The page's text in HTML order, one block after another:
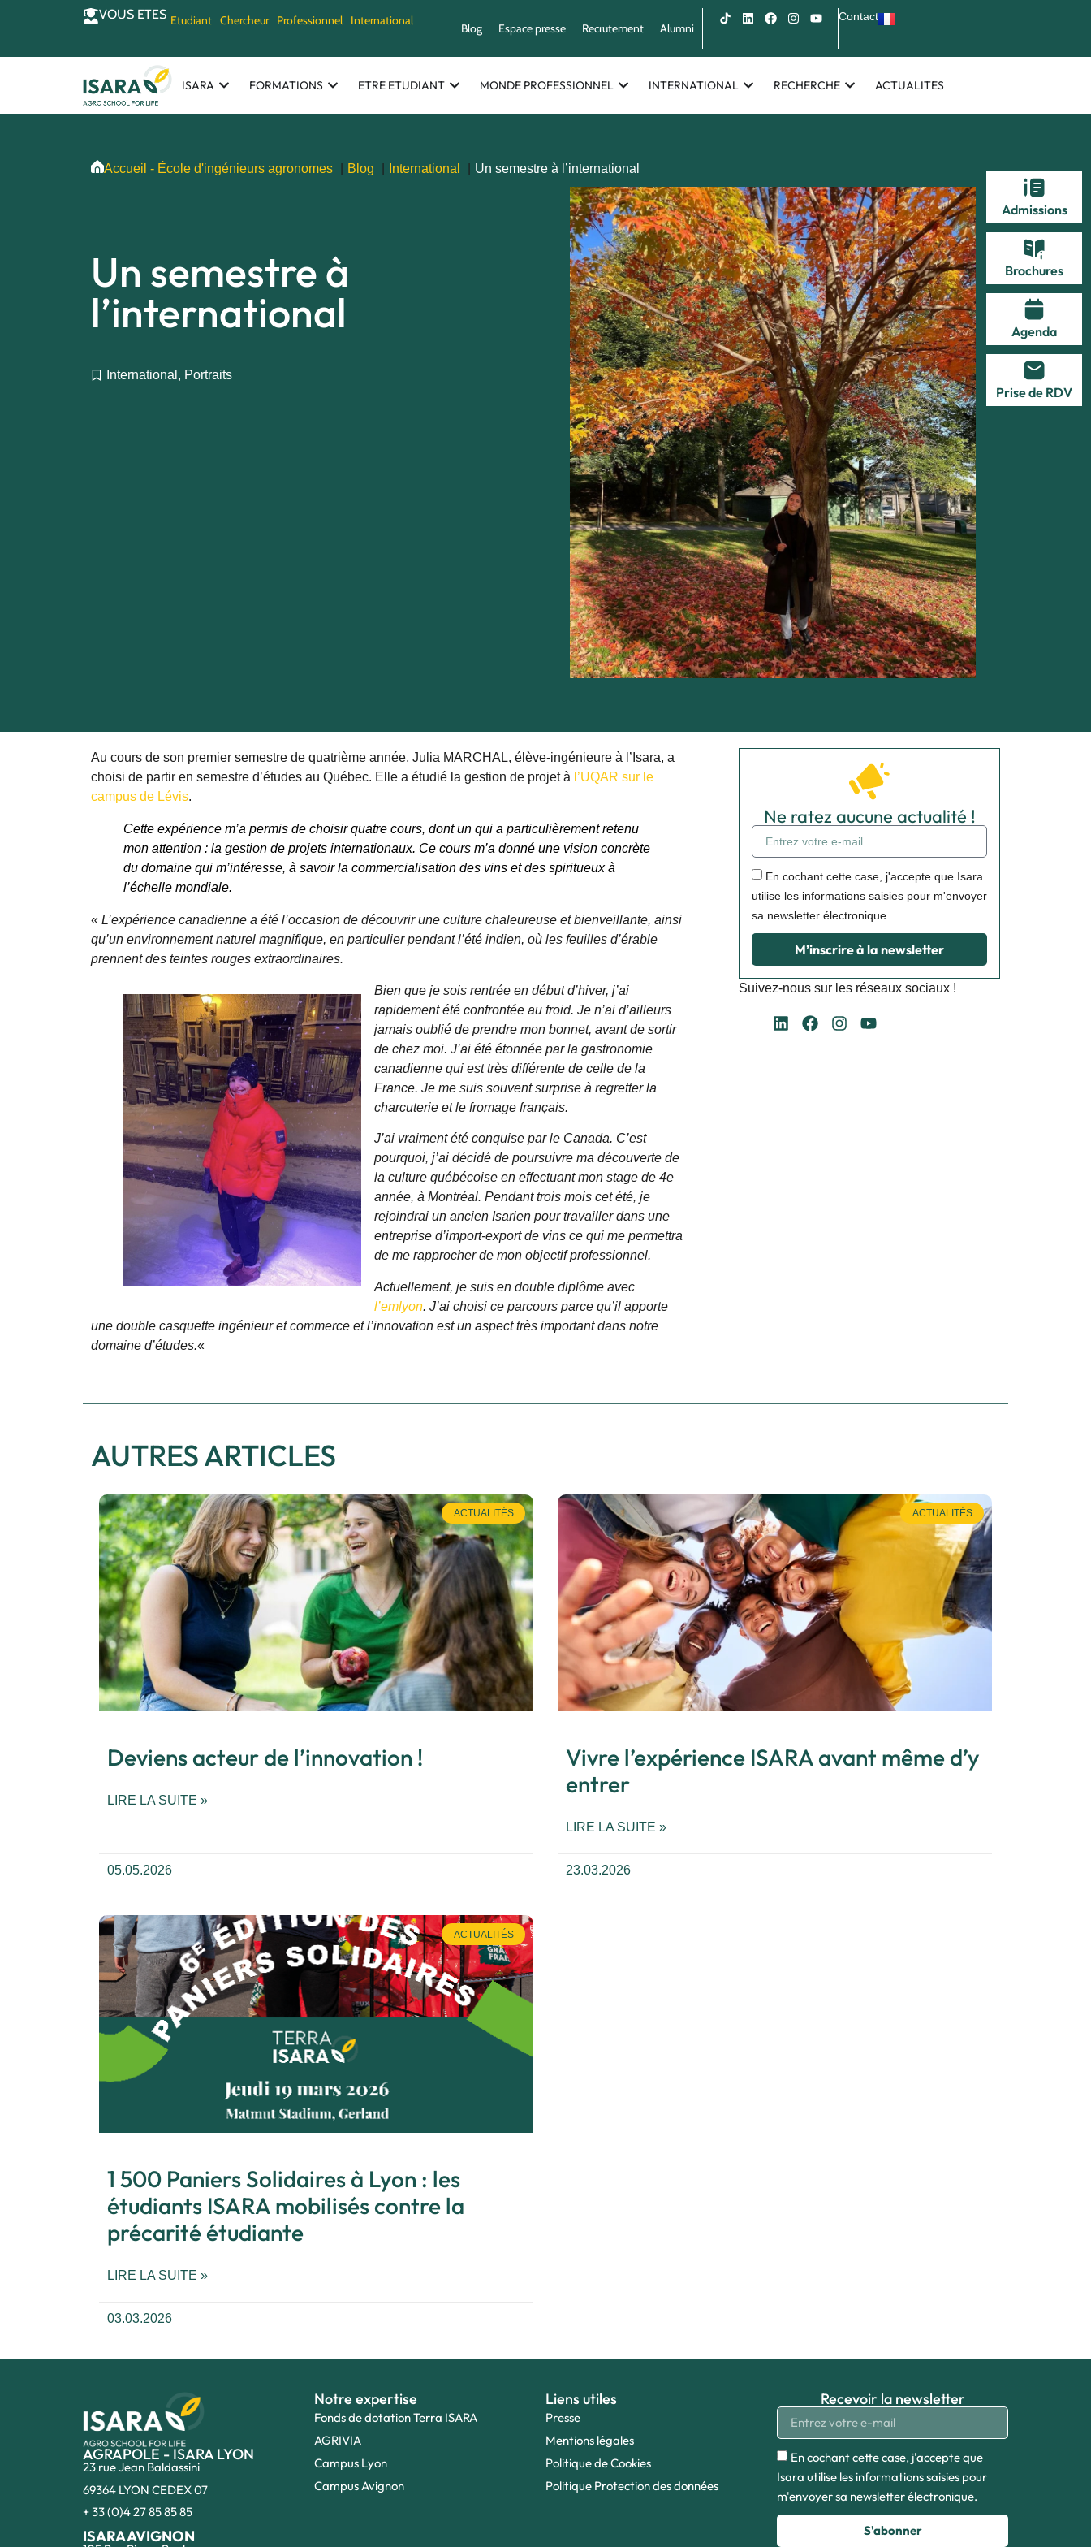
VOUS ETES Etudiant Chercheur Professionnel International
Blog Espace presse Recrutement Alumni
Contact
ISARA FORMATIONS ETRE ETUDIANT MONDE PROFESSIONNEL INTERNATIONAL RECHERCHE ACTUALITES
Admissions
Brochures
Agenda
Prise de RDV
Accueil - École d'ingénieurs agronomes Blog International Un semestre à l’international
Un semestre à
l’international
International , Portraits
Au cours de son premier semestre de quatrième année, Julia MARCHAL, élève-ingénieure à l’Isara, a
choisi de partir en semestre d’études au Québec. Elle a étudié la gestion de projet à l’UQAR sur le
campus de Lévis.
Cette expérience m’a permis de choisir quatre cours, dont un qui a particulièrement retenu
mon attention : la gestion de projets internationaux. Ce cours m’a donné une vision concrète
du domaine qui m’intéresse, à savoir la commercialisation des vins et des spiritueux à
l’échelle mondiale.
« L’expérience canadienne a été l’occasion de découvrir une culture chaleureuse et bienveillante, ainsi
qu’un environnement naturel magnifique, en particulier pendant l’été indien, où les feuilles d’érable
prennent des teintes rouges extraordinaires.
Bien que je sois rentrée en début d’hiver, j’ai
rapidement été confrontée au froid. Je n’ai d’ailleurs
jamais oublié de prendre mon bonnet, avant de sortir
de chez moi. J’ai été étonnée par la gastronomie
canadienne qui est très différente de celle de la
France. Je me suis souvent surprise à regretter la
charcuterie et le fromage français.
J’ai vraiment été conquise par le Canada. C’est
pourquoi, j’ai décidé de poursuivre ma découverte de
la culture québécoise en effectuant mon stage de 4e
année, à Montréal. Pendant trois mois cet été, je
rejoindrai un ancien Isarien pour travailler dans une
entreprise d’import-export de vins ce qui me permettra
de me rapprocher de mon objectif professionnel.
Actuellement, je suis en double diplôme avec
l’emlyon. J’ai choisi ce parcours parce qu’il apporte
une double casquette ingénieur et commerce et l’innovation est un aspect très important dans notre
domaine d’études.«
Ne ratez aucune actualité !
En cochant cette case, j'accepte que Isara
utilise les informations saisies pour m'envoyer
sa newsletter électronique.
M’inscrire à la newsletter
Suivez-nous sur les réseaux sociaux !
AUTRES ARTICLES
ACTUALITÉS
Deviens acteur de l’innovation !
LIRE LA SUITE »
05.05.2026
ACTUALITÉS
Vivre l’expérience ISARA avant même d’y
entrer
LIRE LA SUITE »
23.03.2026
ACTUALITÉS
1 500 Paniers Solidaires à Lyon : les
étudiants ISARA mobilisés contre la
précarité étudiante
LIRE LA SUITE »
03.03.2026
AGRAPOLE - ISARA LYON
23 rue Jean Baldassini
69364 LYON CEDEX 07
+ 33 (0)4 27 85 85 85
ISARA AVIGNON
Notre expertise
Fonds de dotation Terra ISARA
AGRIVIA
Campus Lyon
Campus Avignon
Liens utiles
Presse
Mentions légales
Politique de Cookies
Politique Protection des données
Recevoir la newsletter
En cochant cette case, j'accepte que
Isara utilise les informations saisies pour
m'envoyer sa newsletter électronique.
S'abonner